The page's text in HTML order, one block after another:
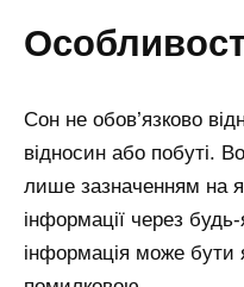
Сон не обов’язково
відносин або побуті.
лише зазначенням на
інформації через
інформація може бути